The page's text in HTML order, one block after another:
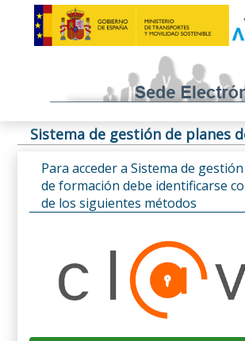
Sistema de gestión de planes
Para acceder a Sistema de
de formación debe identificarse
de los siguientes métodos